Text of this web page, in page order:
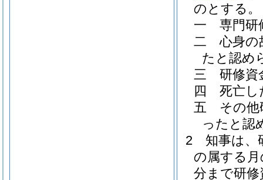
のとする。
一
専門研
二
心身の
たと認め
三
研修資
四
死亡し
五
その
ったと認
2
知事は、
の属する
分まで研